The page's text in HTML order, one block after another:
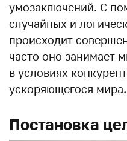
умозаключений. С
случайных и
происходит
часто оно занимает
в условиях
ускоряющегося мира.
Постановка